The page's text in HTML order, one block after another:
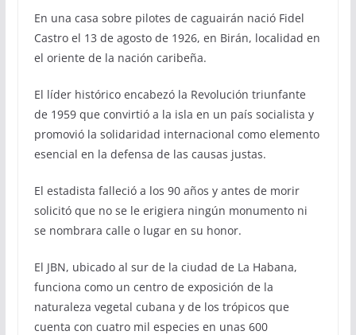
En una casa sobre pilotes de caguairán nació Fidel
Castro el 13 de agosto de 1926, en Birán, localidad en
el oriente de la nación caribeña.
El líder histórico encabezó la Revolución triunfante
de 1959 que convirtió a la isla en un país socialista y
promovió la solidaridad internacional como elemento
esencial en la defensa de las causas justas.
El estadista falleció a los 90 años y antes de morir
solicitó que no se le erigiera ningún monumento ni
se nombrara calle o lugar en su honor.
El JBN, ubicado al sur de la ciudad de La Habana,
funciona como un centro de exposición de la
naturaleza vegetal cubana y de los trópicos que
cuenta con cuatro mil especies en unas 600